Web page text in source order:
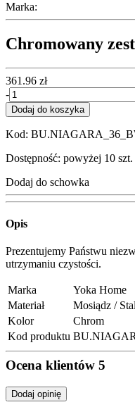
Marka:
Chromowany
361.96 zł
-
Dodaj do koszyka
Kod:
Dostępność: powyżej 10 szt.
Dodaj do schowka
Opis
Prezentujemy Państwu
utrzymaniu czystości.
Marka
Yoka Home
Materiał
Mosiądz /
Kolor
Chrom
Kod produktu
Ocena klientów 5
Dodaj opinię